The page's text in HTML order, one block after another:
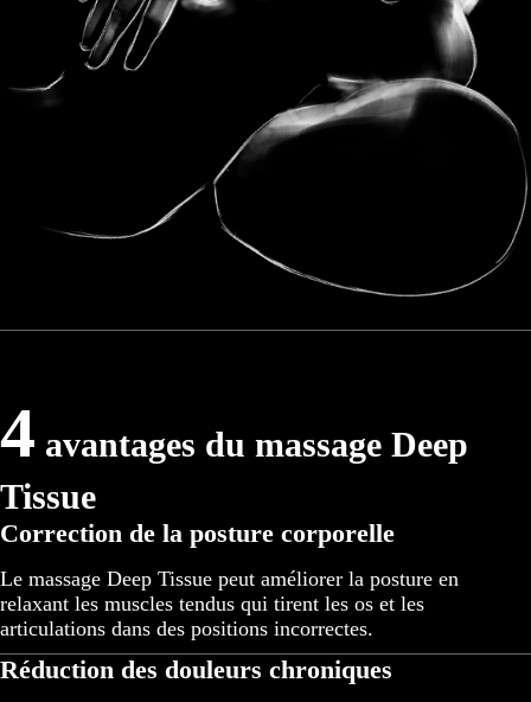
4 avantages du massage Deep
Tissue
Correction de la posture corporelle
Le massage Deep Tissue peut améliorer la posture en
relaxant les muscles tendus qui tirent les os et les
articulations dans des positions incorrectes.
Réduction des douleurs chroniques